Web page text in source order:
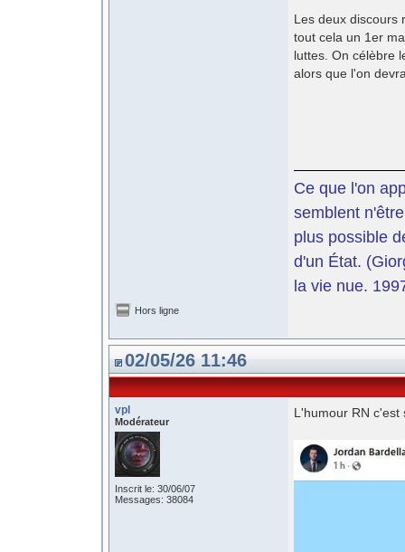
Les deux discours
tout cela un 1er
luttes. On célèbre
alors que l'on
Ce que l'on
semblent
plus possible
d'un État.
la vie nue.
Hors ligne
02/05/26 11:46
vpl
Modérateur
Inscrit le: 30/06/07
Messages: 38084
L'humour RN c'est